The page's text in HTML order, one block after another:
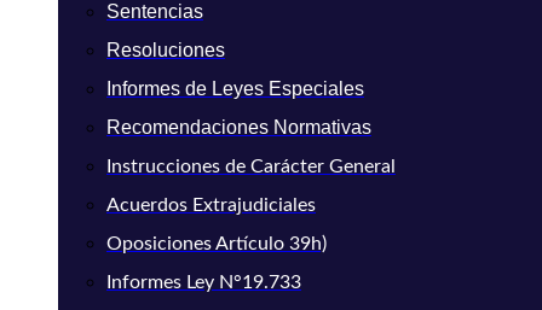
Sentencias
Resoluciones
Informes de Leyes Especiales
Recomendaciones Normativas
Instrucciones de Carácter General
Acuerdos Extrajudiciales
Oposiciones Artículo 39h)
Informes Ley N°19.733